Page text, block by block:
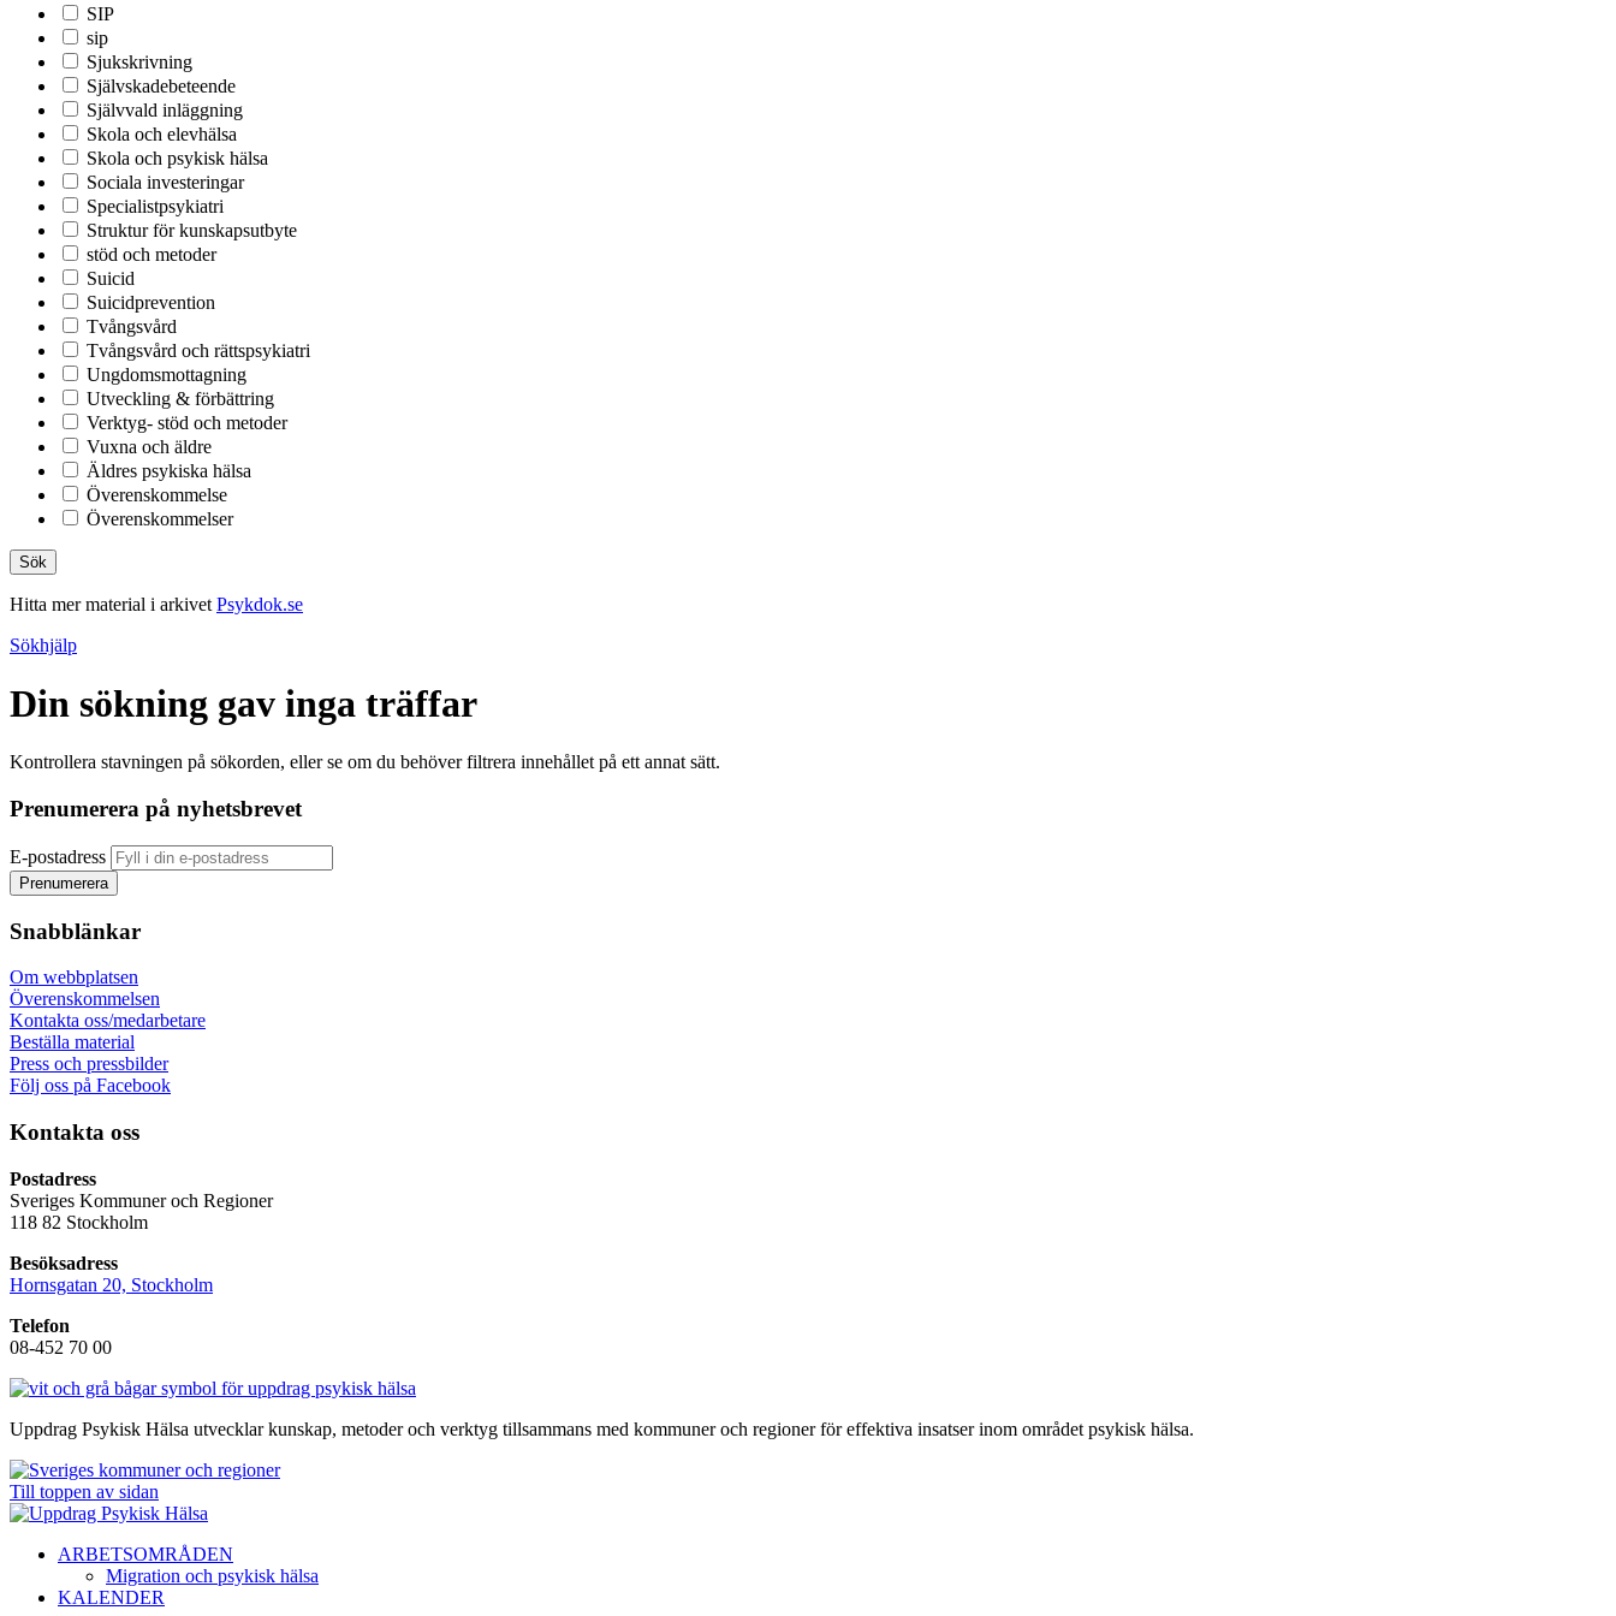
SIP
sip
Sjukskrivning
Självskadebeteende
Självvald inläggning
Skola och elevhälsa
Skola och psykisk hälsa
Sociala investeringar
Specialistpsykiatri
Struktur för kunskapsutbyte
stöd och metoder
Suicid
Suicidprevention
Tvångsvård
Tvångsvård och rättspsykiatri
Ungdomsmottagning
Utveckling & förbättring
Verktyg- stöd och metoder
Vuxna och äldre
Äldres psykiska hälsa
Överenskommelse
Överenskommelser
Hitta mer material i arkivet Psykdok.se
Sökhjälp
Din sökning gav inga träffar
Kontrollera stavningen på sökorden, eller se om du behöver filtrera innehållet på ett annat sätt.
Prenumerera på nyhetsbrevet
E-postadress
Snabblänkar
Om webbplatsen
Överenskommelsen
Kontakta oss/medarbetare
Beställa material
Press och pressbilder
Följ oss på Facebook
Kontakta oss
Postadress
Sveriges Kommuner och Regioner
118 82 Stockholm
Besöksadress
Hornsgatan 20, Stockholm
Telefon
08-452 70 00
Uppdrag Psykisk Hälsa utvecklar kunskap, metoder och verktyg tillsammans med kommuner och regioner för effektiva insatser inom området psykisk hälsa.
Till toppen av sidan
ARBETSOMRÅDEN
Migration och psykisk hälsa
KALENDER